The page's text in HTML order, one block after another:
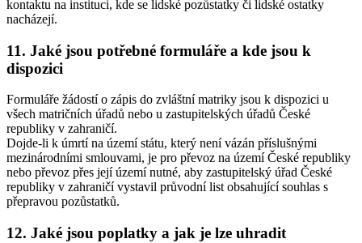
kontaktu na instituci, kde se lidské pozůstatky či lidské ostatky
nacházejí.
11. Jaké jsou potřebné formuláře a kde jsou k
dispozici
Formuláře žádostí o zápis do zvláštní matriky jsou k dispozici u
všech matričních úřadů nebo u zastupitelských úřadů České
republiky v zahraničí.
Dojde-li k úmrtí na území státu, který není vázán příslušnými
mezinárodními smlouvami, je pro převoz na území České republiky
nebo převoz přes její území nutné, aby zastupitelský úřad České
republiky v zahraničí vystavil průvodní list obsahující souhlas s
přepravou pozůstatků.
12. Jaké jsou poplatky a jak je lze uhradit